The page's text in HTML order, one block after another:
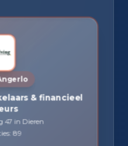
& financieel
47 in Dieren
89